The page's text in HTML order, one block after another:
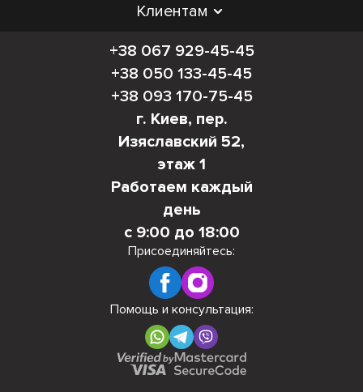
Клиентам
+38 067 929-45-45
+38 050 133-45-45
+38 093 170-75-45
г. Киев, пер.
Изяславский 52,
этаж 1
Работаем каждый
день
с 9:00 до 18:00
Присоединяйтесь:
Помощь и консультация: